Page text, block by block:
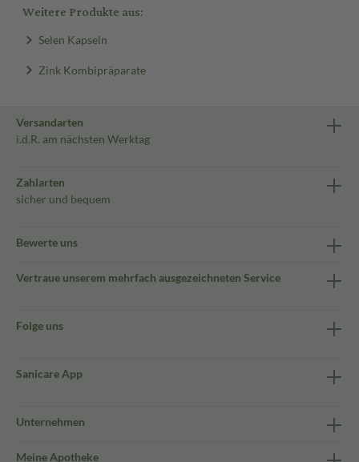
Weitere Produkte aus:
Selen Kapseln
Zink Kombipräparate
Versandarten
i.d.R. am nächsten Werktag
Zahlarten
sicher und bequem
Bewerte uns
Vertraue unserem mehrfach ausgezeichneten Service
Folge uns
Sanicare App
Unternehmen
Meine Apotheke